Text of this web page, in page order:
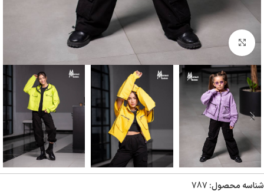
بزرگنمایی تصویر
شناسه محصول: 787